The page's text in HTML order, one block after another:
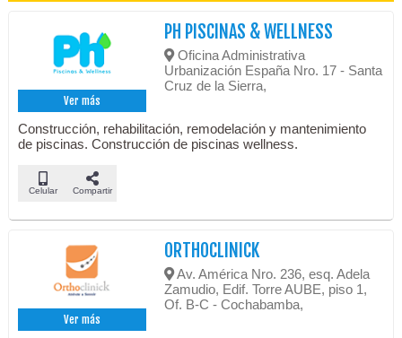
Ver más
PH PISCINAS & WELLNESS
Oficina Administrativa
Urbanización España Nro. 17 - Santa
Cruz de la Sierra,
Construcción, rehabilitación, remodelación y mantenimiento
de piscinas. Construcción de piscinas wellness.
Celular Compartir
Ver más
ORTHOCLINICK
Av. América Nro. 236, esq. Adela
Zamudio, Edif. Torre AUBE, piso 1,
Of. B-C - Cochabamba,